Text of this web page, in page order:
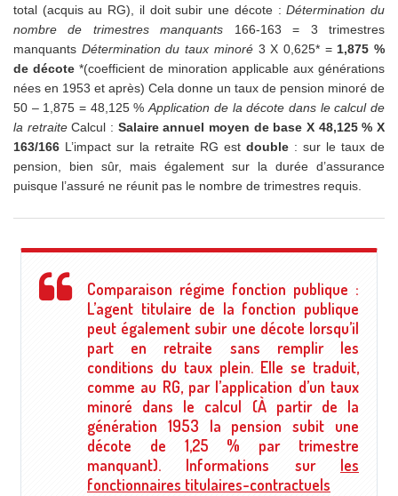
total (acquis au RG), il doit subir une décote :Détermination du
nombre de trimestres manquants 166-163 = 3 trimestres
manquants Détermination du taux minoré 3 X 0,625* = 1,875 %
de décote *(coefficient de minoration applicable aux générations
nées en 1953 et après) Cela donne un taux de pension minoré de
50 – 1,875 = 48,125 %Application de la décote dans le calcul de
la retraiteCalcul : Salaire annuel moyen de base X 48,125 % X
163/166 L’impact sur la retraite RG est double : sur le taux de
pension, bien sûr, mais également sur la durée d’assurance
puisque l’assuré ne réunit pas le nombre de trimestres requis.
Comparaison régime fonction publique :
L’agent titulaire de la fonction publique
peut également subir une décote lorsqu’il
part en retraite sans remplir les
conditions du taux plein. Elle se traduit,
comme au RG, par l’application d’un taux
minoré dans le calcul (À partir de la
génération 1953 la pension subit une
décote de 1,25 % par trimestre
manquant). Informations sur les
fonctionnaires titulaires-contractuels